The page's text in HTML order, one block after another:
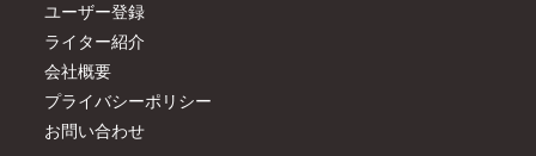
ユーザー登録
ライター紹介
会社概要
プライバシーポリシー
お問い合わせ